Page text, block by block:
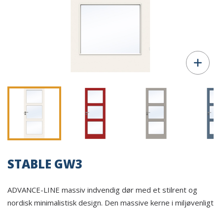
STABLE GW3
ADVANCE-LINE massiv indvendig dør med et stilrent og
nordisk minimalistisk design. Den massive kerne i miljøvenligt